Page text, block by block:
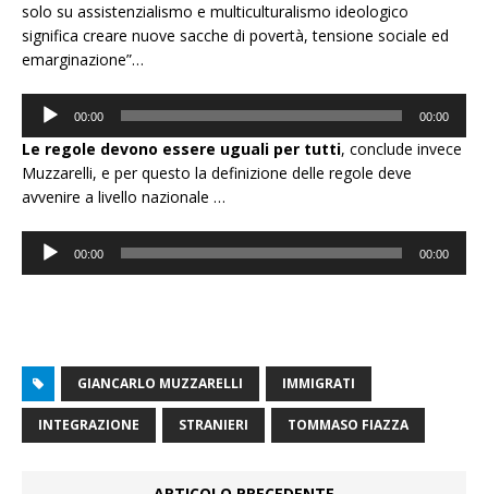
solo su assistenzialismo e multiculturalismo ideologico
significa creare nuove sacche di povertà, tensione sociale ed
emarginazione”…
Audio
Player
00:00 00:00
Le regole devono essere uguali per tutti, conclude invece
Muzzarelli, e per questo la definizione delle regole deve
avvenire a livello nazionale …
Audio
Player
00:00 00:00
GIANCARLO MUZZARELLI IMMIGRATI
INTEGRAZIONE STRANIERI TOMMASO FIAZZA